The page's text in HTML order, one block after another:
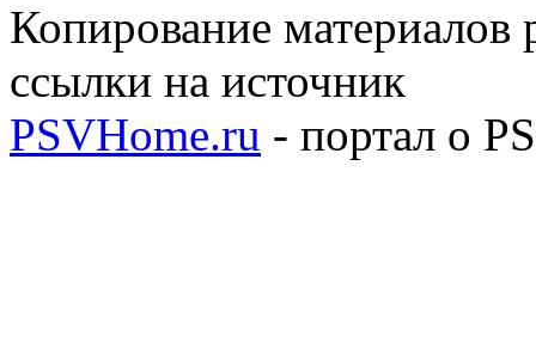
Копирование материалов
ссылки на источник
PSVHome.ru - портал о